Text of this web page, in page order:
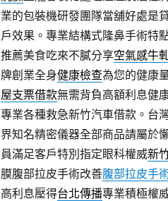
業的包裝機研發團隊當舖好處是
戶效果。專業結構式隆鼻手術特
推薦美食吃來不膩分享空氣感牛
牌創業全身健康檢查為您的健康
屋支票借款無需背負高額利息健
專業各種救急新竹汽車借款。台
界知名精密儀器全部商品請屬於
員滿足客戶特別指定眼科權威新
膜腹部拉皮手術改善腹部拉皮手
高利息壓得台北傳播專業積極權